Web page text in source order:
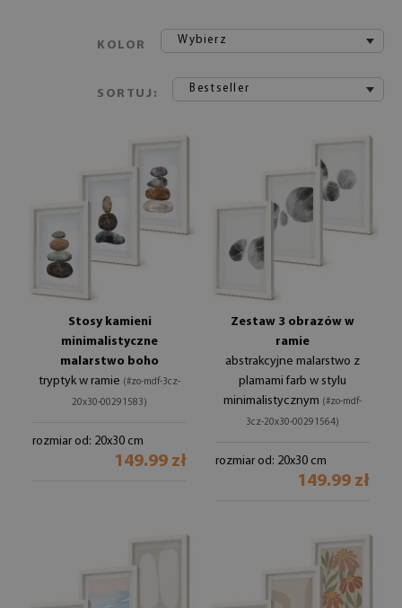
KOLOR Wybierz
SORTUJ: Bestseller
Stosy kamieni
minimalistyczne
malarstwo boho
tryptyk w ramie (#zo-mdf-3cz-
20x30-00291583)
rozmiar od: 20x30 cm
149.99 zł
Zestaw 3 obrazów w
ramie
abstrakcyjne malarstwo z
plamami farb w stylu
minimalistycznym (#zo-mdf-
3cz-20x30-00291564)
rozmiar od: 20x30 cm
149.99 zł